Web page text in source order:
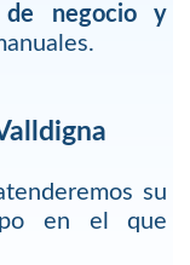
de negocio y
su
en el que